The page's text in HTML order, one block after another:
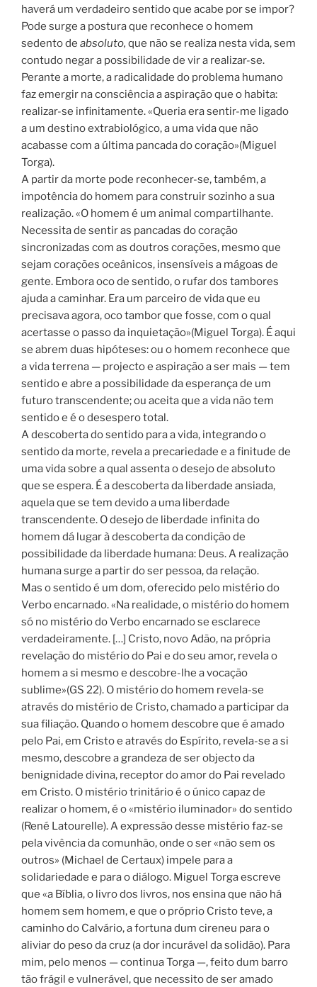
haverá um verdadeiro sentido que acabe por se impor?
Pode surge a postura que reconhece o homem
sedento de absoluto, que não se realiza nesta vida, sem
contudo negar a possibilidade de vir a realizar-se.
Perante a morte, a radicalidade do problema humano
faz emergir na consciência a aspiração que o habita:
realizar-se infinitamente. «Queria era sentir-me ligado
a um destino extrabiológico, a uma vida que não
acabasse com a última pancada do coração»(Miguel
Torga).
A partir da morte pode reconhecer-se, também, a
impotência do homem para construir sozinho a sua
realização. «O homem é um animal compartilhante.
Necessita de sentir as pancadas do coração
sincronizadas com as doutros corações, mesmo que
sejam corações oceânicos, insensíveis a mágoas de
gente. Embora oco de sentido, o rufar dos tambores
ajuda a caminhar. Era um parceiro de vida que eu
precisava agora, oco tambor que fosse, com o qual
acertasse o passo da inquietação»(Miguel Torga). É aqui
se abrem duas hipóteses: ou o homem reconhece que
a vida terrena — projecto e aspiração a ser mais — tem
sentido e abre a possibilidade da esperança de um
futuro transcendente; ou aceita que a vida não tem
sentido e é o desespero total.
A descoberta do sentido para a vida, integrando o
sentido da morte, revela a precariedade e a finitude de
uma vida sobre a qual assenta o desejo de absoluto
que se espera. É a descoberta da liberdade ansiada,
aquela que se tem devido a uma liberdade
transcendente. O desejo de liberdade infinita do
homem dá lugar à descoberta da condição de
possibilidade da liberdade humana: Deus. A realização
humana surge a partir do ser pessoa, da relação.
Mas o sentido é um dom, oferecido pelo mistério do
Verbo encarnado. «Na realidade, o mistério do homem
só no mistério do Verbo encarnado se esclarece
verdadeiramente. […] Cristo, novo Adão, na própria
revelação do mistério do Pai e do seu amor, revela o
homem a si mesmo e descobre-lhe a vocação
sublime»(GS 22). O mistério do homem revela-se
através do mistério de Cristo, chamado a participar da
sua filiação. Quando o homem descobre que é amado
pelo Pai, em Cristo e através do Espírito, revela-se a si
mesmo, descobre a grandeza de ser objecto da
benignidade divina, receptor do amor do Pai revelado
em Cristo. O mistério trinitário é o único capaz de
realizar o homem, é o «mistério iluminador» do sentido
(René Latourelle). A expressão desse mistério faz-se
pela vivência da comunhão, onde o ser «não sem os
outros» (Michael de Certaux) impele para a
solidariedade e para o diálogo. Miguel Torga escreve
que «a Bíblia, o livro dos livros, nos ensina que não há
homem sem homem, e que o próprio Cristo teve, a
caminho do Calvário, a fortuna dum cireneu para o
aliviar do peso da cruz (a dor incurável da solidão). Para
mim, pelo menos — continua Torga —, feito dum barro
tão frágil e vulnerável, que necessito de ser amado